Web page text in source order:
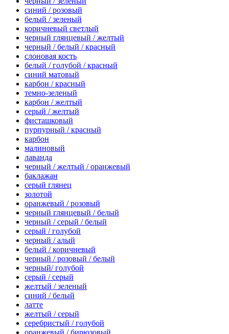
синий / розовый
белый / зеленый
коричневый светлый
черный глянцевый / желтый
черный / белый / красный
слоновая кость
белый / голубой / красный
синий матовый
карбон / красный
темно-зеленый
карбон / желтый
серый / желтый
фисташковый
пурпурный / красный
карбон
малиновый
лаванда
черный / желтый / оранжевый
баклажан
серый глянец
золотой
оранжевый / розовый
черный глянцевый / белый
черный / серый / белый
серый / голубой
черный / алый
белый / коричневый
черный / розовый / белый
черный/ голубой
серый / серый
желтый / зеленый
синий / белый
латте
желтый / серый
серебристый / голубой
оранжевый / бирюзовый